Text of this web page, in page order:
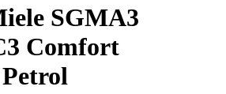
SGMA3
Comfort